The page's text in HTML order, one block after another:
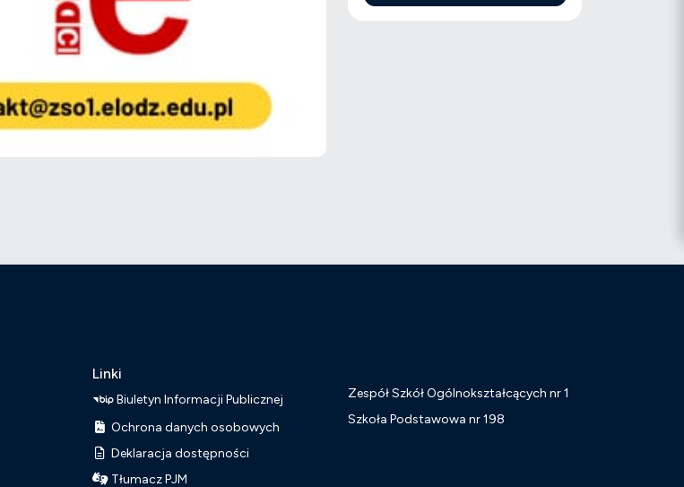
Linki
Biuletyn Informacji Publicznej
Ochrona danych osobowych
Deklaracja dostępności
Tłumacz PJM
Zespół Szkół Ogólnokształcących nr 1
Szkoła Podstawowa nr 198